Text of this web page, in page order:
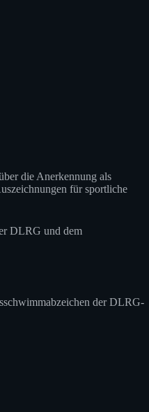
die Anerkennung als
für sportliche
DLRG und dem
der DLRG-